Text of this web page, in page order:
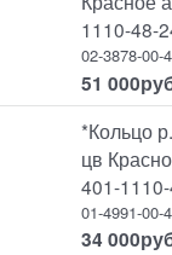
1110-48-
02-3878-00-
51 000
*Кольцо
цв
401-
01-4991-00-
34 000